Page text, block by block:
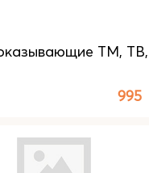
ТМ, ТВ,
995